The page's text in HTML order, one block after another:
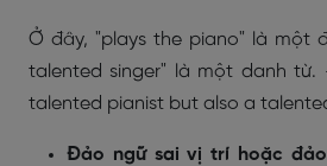
Ở đây, "plays the piano" là một
talented singer" là một danh
talented pianist but also a
Đảo ngữ sai vị trí hoặc